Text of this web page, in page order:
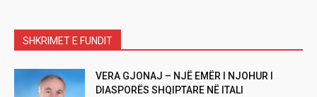
SHKRIMET E FUNDIT
VERA GJONAJ – NJË EMËR I NJOHUR I
DIASPORËS SHQIPTARE NË ITALI